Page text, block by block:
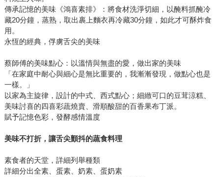
傳承記憶的美味《鴻喜素排》：將食材洗淨切細，以醃料抓醃冷
藏20分鐘，蒸熟，取出裹上麵衣再冷藏30分鐘，如此才可酥炸食
用。
永恆的經典，俘虜舌尖的美味
蔡師傅的美味點心：以溫情與無盡的愛，做出家的美味
「在家庭中耐心與細心是無比重要的，我漸漸發現，做點心也是
一樣。」
以家為主旋律，設計的中式、西式點心；細緻可口的豆茸涼糕、
美味討喜的四喜彩蔬燒賣、滑順酸甜的百香果布丁派。
賦予記憶色彩，發酵感情溫度
美味不打折，讓舌尖顫抖的蔬食料理
素食者的天堂，詳細列舉種類
詳細分出全素、蛋素、奶素、蛋奶素